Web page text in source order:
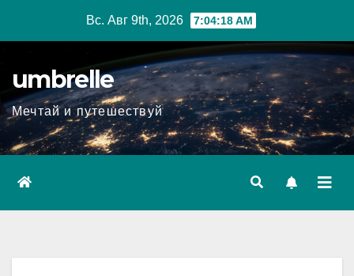
Вс. Авг 9th, 2026 7:04:19 AM
umbrelle
Мечтай и путешествуй